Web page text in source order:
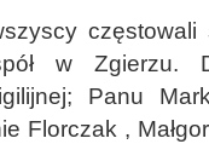
częstowali
w Zgierzu.
Panu
Florczak ,